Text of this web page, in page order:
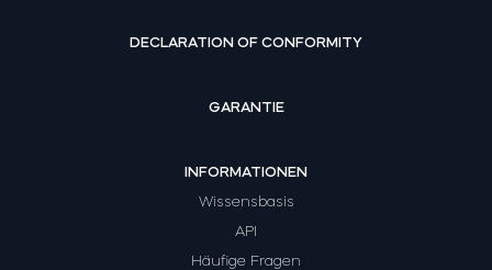
DECLARATION OF CONFORMITY
GARANTIE
INFORMATIONEN
Wissensbasis
API
Häufige Fragen